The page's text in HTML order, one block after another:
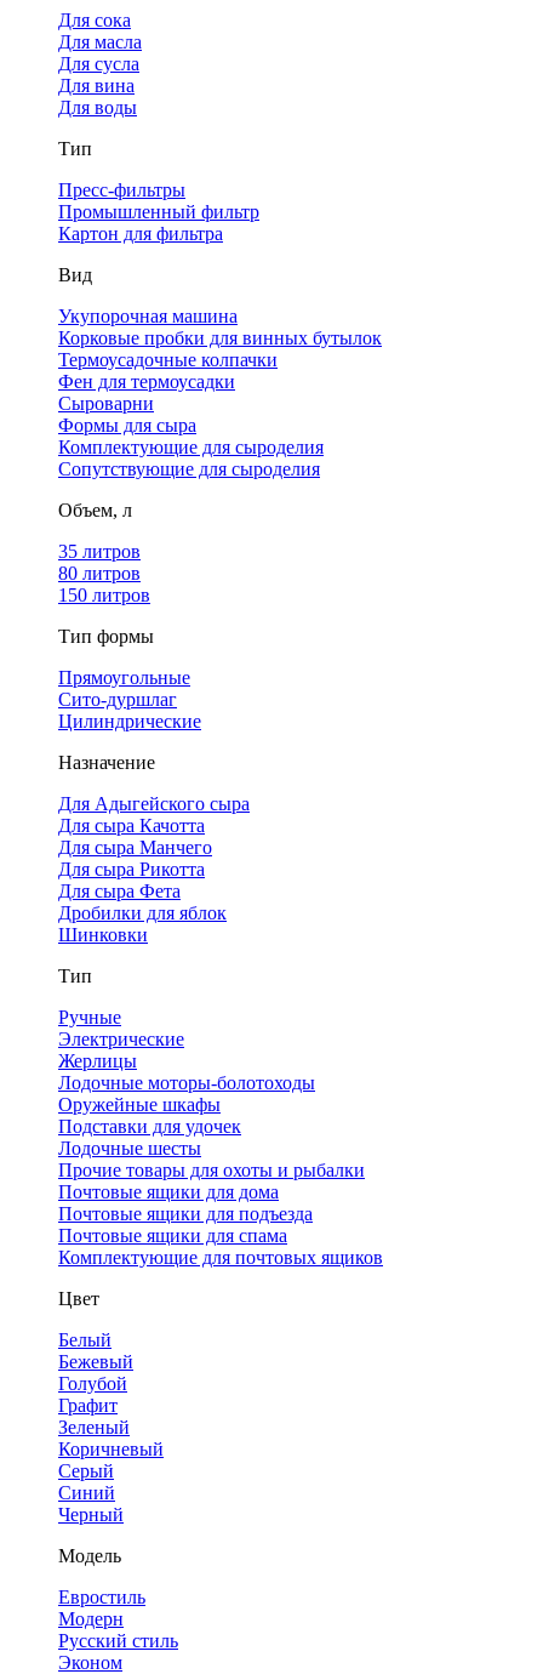
Для сока
Для масла
Для сусла
Для вина
Для воды
Тип
Пресс-фильтры
Промышленный фильтр
Картон для фильтра
Вид
Укупорочная машина
Корковые пробки для винных бутылок
Термоусадочные колпачки
Фен для термоусадки
Сыроварни
Формы для сыра
Комплектующие для сыроделия
Сопутствующие для сыроделия
Объем, л
35 литров
80 литров
150 литров
Тип формы
Прямоугольные
Сито-дуршлаг
Цилиндрические
Назначение
Для Адыгейского сыра
Для сыра Качотта
Для сыра Манчего
Для сыра Рикотта
Для сыра Фета
Дробилки для яблок
Шинковки
Тип
Ручные
Электрические
Жерлицы
Лодочные моторы-болотоходы
Оружейные шкафы
Подставки для удочек
Лодочные шесты
Прочие товары для охоты и рыбалки
Почтовые ящики для дома
Почтовые ящики для подъезда
Почтовые ящики для спама
Комплектующие для почтовых ящиков
Цвет
Белый
Бежевый
Голубой
Графит
Зеленый
Коричневый
Серый
Синий
Черный
Модель
Евростиль
Модерн
Русский стиль
Эконом